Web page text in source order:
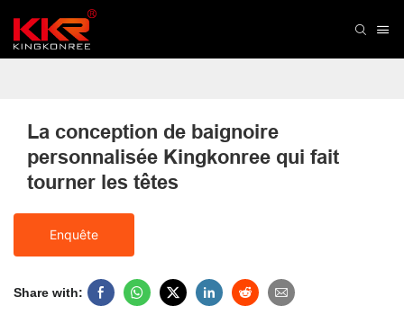
La conception de baignoire
personnalisée Kingkonree qui fait
tourner les têtes
Enquête
Share with: